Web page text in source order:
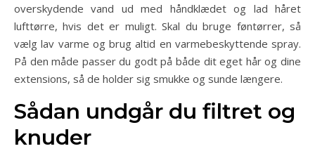
overskydende vand ud med håndklædet og lad håret
lufttørre, hvis det er muligt. Skal du bruge føntørrer, så
vælg lav varme og brug altid en varmebeskyttende spray.
På den måde passer du godt på både dit eget hår og dine
extensions, så de holder sig smukke og sunde længere.
Sådan undgår du filtret og
knuder